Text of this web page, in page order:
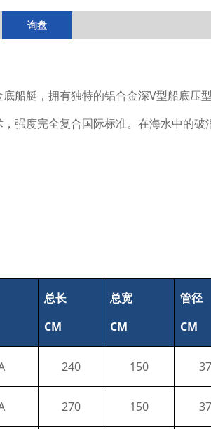
询盘
底船艇 ，拥有独特的铝合金深V型船底压
，强度完全复合国际标准。在海水中的
总长
CM
总宽
CM
管径
CM
240 150 37
270 150 37